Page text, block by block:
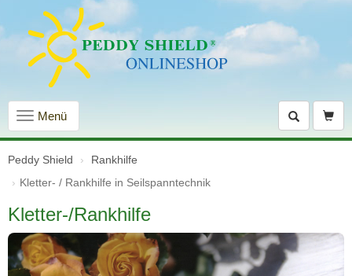
Navigation
einblenden
Menü
Peddy Shield
Rankhilfe
Kletter- / Rankhilfe in Seilspanntechnik
Kletter-/Rankhilfe